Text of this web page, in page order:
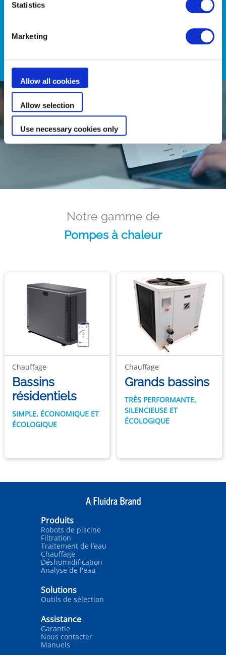
Statistics
Marketing
Allow all cookies
Allow selection
Use necessary cookies only
Notre gamme de
Pompes à chaleur
Chauffage
Bassins
résidentiels
SIMPLE, ÉCONOMIQUE ET
ÉCOLOGIQUE
Chauffage
Grands bassins
TRÈS PERFORMANTE,
SILENCIEUSE ET
ÉCOLOGIQUE
Produits
Robots de piscine
Filtration
Traitement de l’eau
Chauffage
Déshumidification
Analyse de l'eau
Solutions
Outils de sélection
Assistance
Garantie
Nous contacter
Manuels